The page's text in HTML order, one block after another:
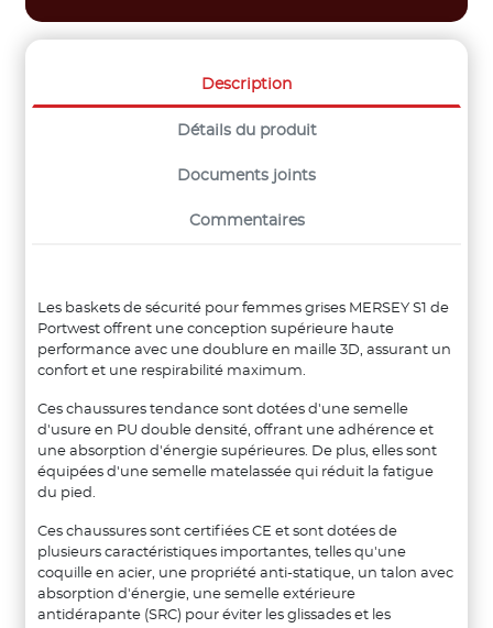
Description
Détails du produit
Documents joints
Commentaires
Les baskets de sécurité pour femmes grises MERSEY S1 de
Portwest offrent une conception supérieure haute
performance avec une doublure en maille 3D, assurant un
confort et une respirabilité maximum.
Ces chaussures tendance sont dotées d'une semelle
d'usure en PU double densité, offrant une adhérence et
une absorption d'énergie supérieures. De plus, elles sont
équipées d'une semelle matelassée qui réduit la fatigue
du pied.
Ces chaussures sont certifiées CE et sont dotées de
plusieurs caractéristiques importantes, telles qu'une
coquille en acier, une propriété anti-statique, un talon avec
absorption d'énergie, une semelle extérieure
antidérapante (SRC) pour éviter les glissades et les